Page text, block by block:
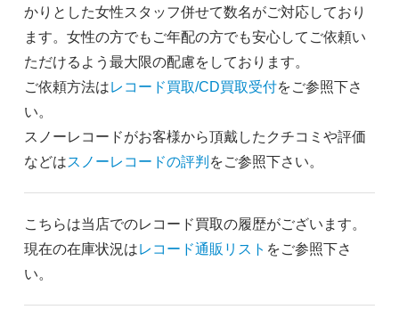
かりとした女性スタッフ併せて数名がご対応しており
ます。女性の方でもご年配の方でも安心してご依頼い
ただけるよう最大限の配慮をしております。
ご依頼方法はレコード買取/CD買取受付をご参照下さ
い。
スノーレコードがお客様から頂戴したクチコミや評価
などはスノーレコードの評判 をご参照下さい。
こちらは当店でのレコード買取の履歴がございます。
現在の在庫状況はレコード通販リスト をご参照下さ
い。